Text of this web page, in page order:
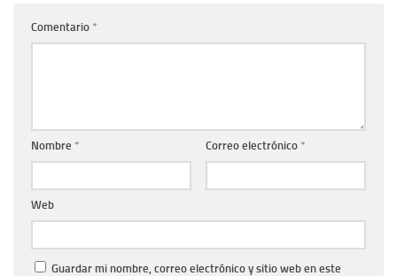
Comentario *
Nombre * Correo electrónico *
Web
Guardar mi nombre, correo electrónico y sitio web en este